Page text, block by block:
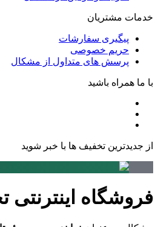
خدمات مشتریان
پیگیری سفارشات
حریم خصوصی
پرسش های متداول از مشکال
با ما همراه باشید
از جدیدترین تخفیف ها با خبر شوید
فروشگاه